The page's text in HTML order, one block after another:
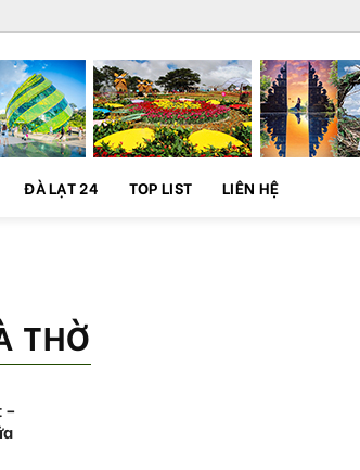
ĐÀ LẠT 24 TOP LIST LIÊN HỆ
THỜ
–